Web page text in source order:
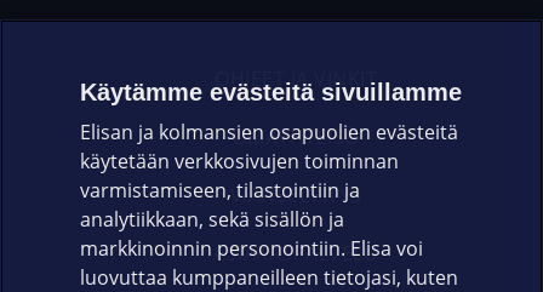
OHJEET JA VINKIT
OMAYHTEISÖ
VIANSELVITYS
ASIAKASPALVELU
Käytämme evästeitä sivuillamme
Elisan ja kolmansien osapuolien evästeitä
käytetään verkkosivujen toiminnan
varmistamiseen, tilastointiin ja
analytiikkaan, sekä sisällön ja
markkinoinnin personointiin. Elisa voi
luovuttaa kumppaneilleen tietojasi, kuten